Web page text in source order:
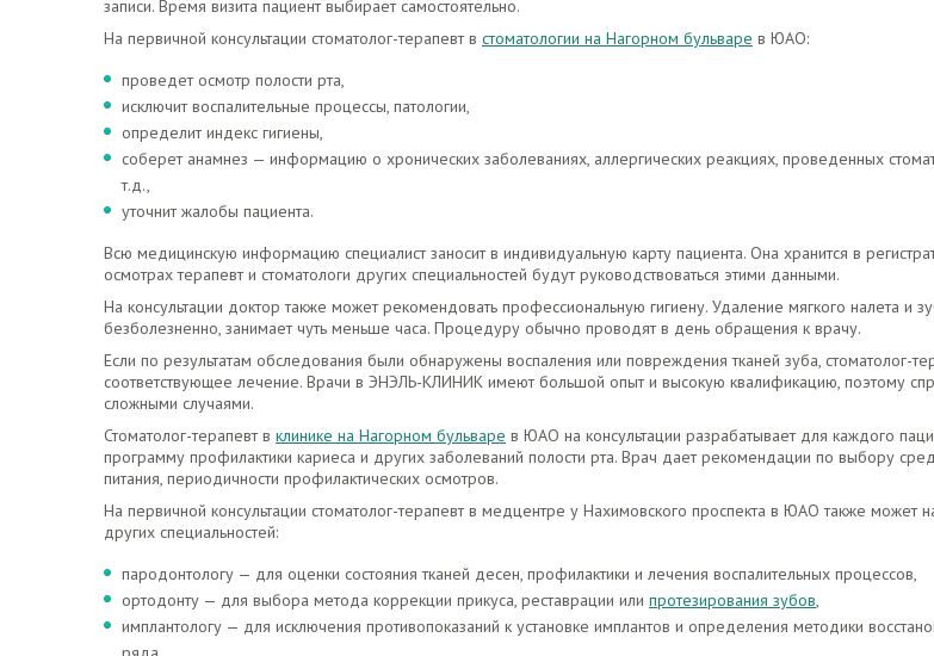
записи. Время визита пациент выбирает самостоятельно.
На первичной консультации стоматолог-терапевт в стоматологии на Нагорном бульваре в ЮАО:
проведет осмотр полости рта,
исключит воспалительные процессы, патологии,
определит индекс гигиены,
соберет анамнез — информацию о хронических заболеваниях, аллергических реакциях, проведенных
т.д.,
уточнит жалобы пациента.
Всю медицинскую информацию специалист заносит в индивидуальную карту пациента. Она хранится в
осмотрах терапевт и стоматологи других специальностей будут руководствоваться этими данными.
На консультации доктор также может рекомендовать профессиональную гигиену. Удаление мягкого налета и
безболезненно, занимает чуть меньше часа. Процедуру обычно проводят в день обращения к врачу.
Если по результатам обследования были обнаружены воспаления или повреждения тканей зуба, стоматолог-
соответствующее лечение. Врачи в ЭНЭЛЬ-КЛИНИК имеют большой опыт и высокую квалификацию, поэтому
сложными случаями.
Стоматолог-терапевт в клинике на Нагорном бульваре в ЮАО на консультации разрабатывает для каждого
программу профилактики кариеса и других заболеваний полости рта. Врач дает рекомендации по выбору
питания, периодичности профилактических осмотров.
На первичной консультации стоматолог-терапевт в медцентре у Нахимовского проспекта в ЮАО также может
других специальностей:
пародонтологу — для оценки состояния тканей десен, профилактики и лечения воспалительных процессов,
ортодонту — для выбора метода коррекции прикуса, реставрации или протезирования зубов,
имплантологу — для исключения противопоказаний к установке имплантов и определения методики